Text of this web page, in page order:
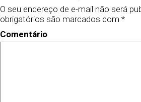
O seu endereço de e-mail não será
obrigatórios são marcados com *
Comentário